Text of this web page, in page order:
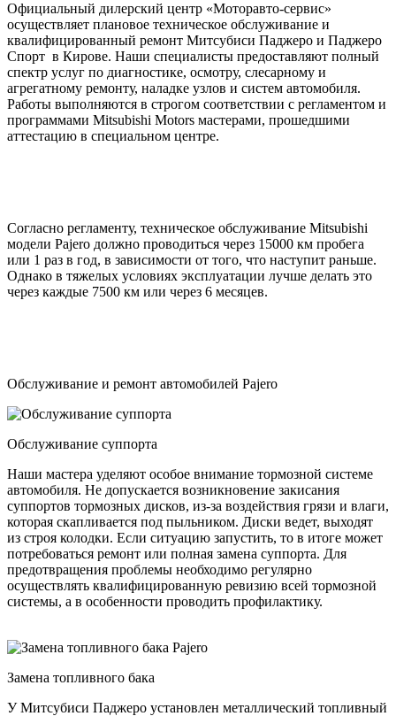
Официальный дилерский центр «Моторавто-сервис»
осуществляет плановое техническое обслуживание и
квалифицированный ремонт Митсубиси Паджеро и Паджеро
Спорт в Кирове. Наши специалисты предоставляют полный
спектр услуг по диагностике, осмотру, слесарному и
агрегатному ремонту, наладке узлов и систем автомобиля.
Работы выполняются в строгом соответствии с регламентом и
программами Mitsubishi Motors мастерами, прошедшими
аттестацию в специальном центре.
Согласно регламенту, техническое обслуживание Mitsubishi
модели Pajero должно проводиться через 15000 км пробега
или 1 раз в год, в зависимости от того, что наступит раньше.
Однако в тяжелых условиях эксплуатации лучше делать это
через каждые 7500 км или через 6 месяцев.
Обслуживание и ремонт автомобилей Pajero
Обслуживание суппорта
Наши мастера уделяют особое внимание тормозной системе
автомобиля. Не допускается возникновение закисания
суппортов тормозных дисков, из-за воздействия грязи и влаги,
которая скапливается под пыльником. Диски ведет, выходят
из строя колодки. Если ситуацию запустить, то в итоге может
потребоваться ремонт или полная замена суппорта. Для
предотвращения проблемы необходимо регулярно
осуществлять квалифицированную ревизию всей тормозной
системы, а в особенности проводить профилактику.
Замена топливного бака
У Митсубиси Паджеро установлен металлический топливный